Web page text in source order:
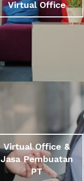
Virtual Office
Virtual Office &
Jasa Pembuatan
PT